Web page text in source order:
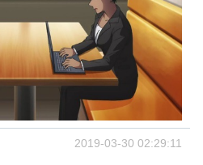
2019-03-30 02:29:11